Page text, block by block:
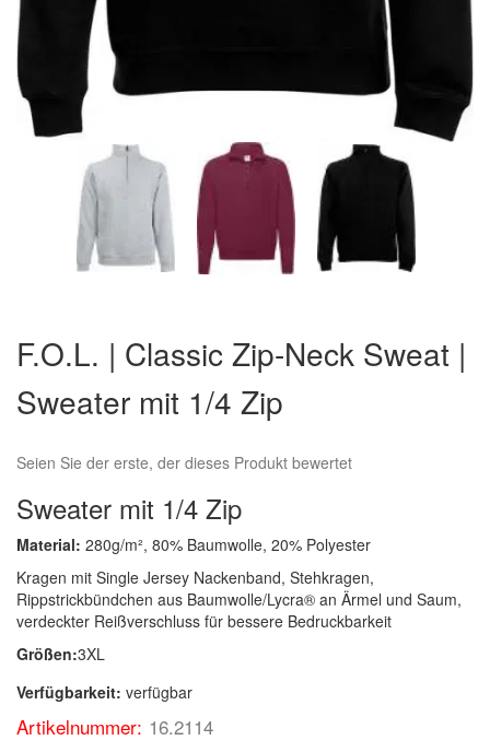
der
Bildergalerie
springen
F.O.L. | Classic Zip-Neck Sweat |
Sweater mit 1/4 Zip
Seien Sie der erste, der dieses Produkt bewertet
Sweater mit 1/4 Zip
Material: 280g/m², 80% Baumwolle, 20% Polyester
Kragen mit Single Jersey Nackenband, Stehkragen,
Rippstrickbündchen aus Baumwolle/Lycra® an Ärmel und Saum,
verdeckter Reißverschluss für bessere Bedruckbarkeit
Größen:3XL
Verfügbarkeit: verfügbar
Artikelnummer: 16.2114